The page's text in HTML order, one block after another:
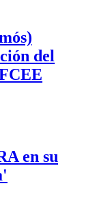
del
en su